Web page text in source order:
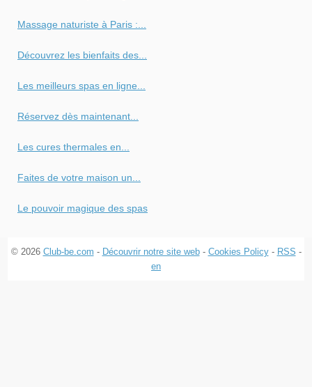
Massage naturiste à Paris :...
Découvrez les bienfaits des...
Les meilleurs spas en ligne...
Réservez dès maintenant...
Les cures thermales en...
Faites de votre maison un...
Le pouvoir magique des spas
© 2026 Club-be.com - Découvrir notre site web- Cookies Policy- RSS -
en